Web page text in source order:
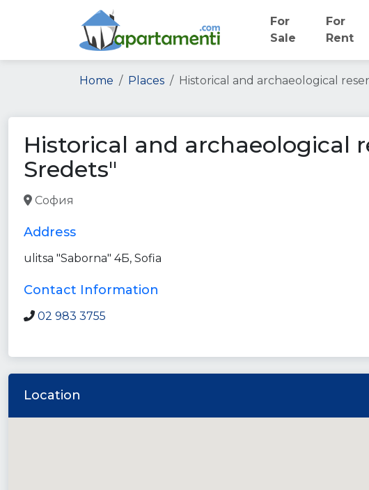
For
Sale
For
Rent
Home Places Historical and archaeological
Historical and archaeological
Sredets"
София
Address
ulitsa "Saborna" 4Б, Sofia
Contact Information
02 983 3755
Location